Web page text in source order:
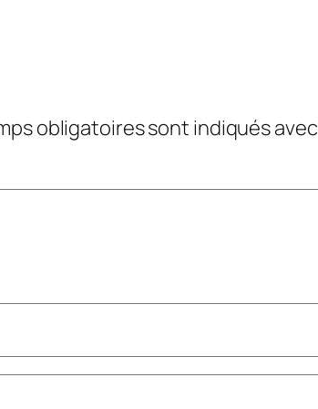
obligatoires sont indiqués